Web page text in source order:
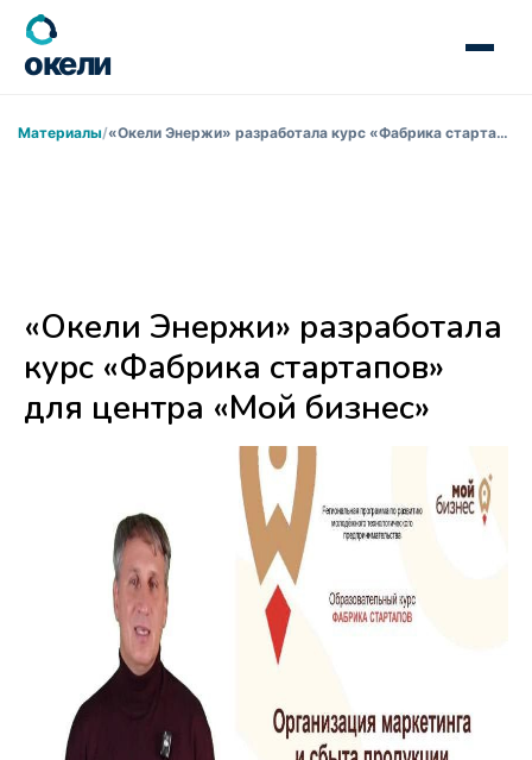
окели
Материалы «Окели Энержи» разработала курс «Фабрика стартапов» для центра «Мой бизнес» — Окели Энержи
«Окели Энержи» разработала
курс «Фабрика стартапов»
для центра «Мой бизнес»